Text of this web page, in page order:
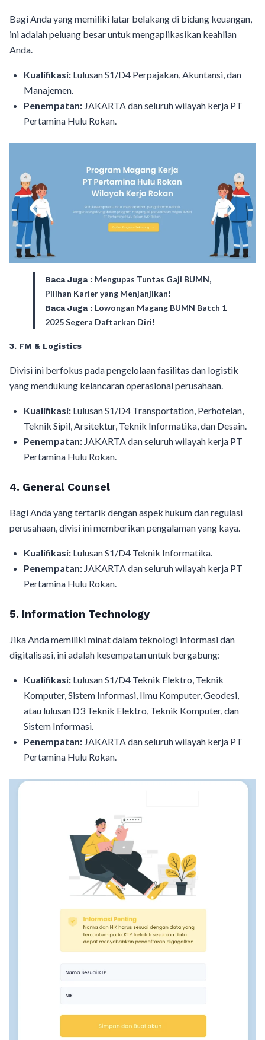
Bagi Anda yang memiliki latar belakang di bidang keuangan,
ini adalah peluang besar untuk mengaplikasikan keahlian
Anda.
Kualifikasi: Lulusan S1/D4 Perpajakan, Akuntansi, dan
Manajemen.
Penempatan: JAKARTA dan seluruh wilayah kerja PT
Pertamina Hulu Rokan.
Baca Juga : Mengupas Tuntas Gaji BUMN,
Pilihan Karier yang Menjanjikan!
Baca Juga : Lowongan Magang BUMN Batch 1
2025 Segera Daftarkan Diri!
3. FM & Logistics
Divisi ini berfokus pada pengelolaan fasilitas dan logistik
yang mendukung kelancaran operasional perusahaan.
Kualifikasi: Lulusan S1/D4 Transportation, Perhotelan,
Teknik Sipil, Arsitektur, Teknik Informatika, dan Desain.
Penempatan: JAKARTA dan seluruh wilayah kerja PT
Pertamina Hulu Rokan.
4. General Counsel
Bagi Anda yang tertarik dengan aspek hukum dan regulasi
perusahaan, divisi ini memberikan pengalaman yang kaya.
Kualifikasi: Lulusan S1/D4 Teknik Informatika.
Penempatan: JAKARTA dan seluruh wilayah kerja PT
Pertamina Hulu Rokan.
5. Information Technology
Jika Anda memiliki minat dalam teknologi informasi dan
digitalisasi, ini adalah kesempatan untuk bergabung:
Kualifikasi: Lulusan S1/D4 Teknik Elektro, Teknik
Komputer, Sistem Informasi, Ilmu Komputer, Geodesi,
atau lulusan D3 Teknik Elektro, Teknik Komputer, dan
Sistem Informasi.
Penempatan: JAKARTA dan seluruh wilayah kerja PT
Pertamina Hulu Rokan.